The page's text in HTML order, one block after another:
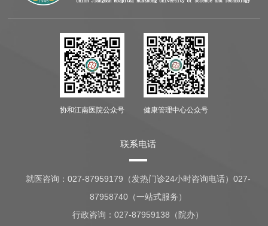
协和江南医院公众号 健康管理中心公众号
联系电话
就医咨询： 027-87959179（发热门诊24小时咨询电话）027-
87958740（一站式服务）
行政咨询：027-87959138（院办）